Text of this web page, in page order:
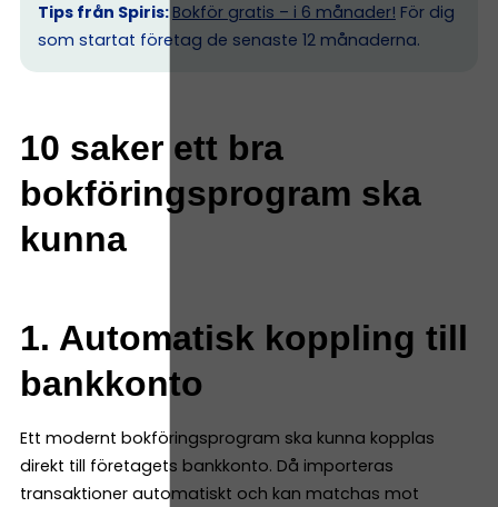
Tips från Spiris: Bokför gratis – i 6 månader! För dig
som startat företag de senaste 12 månaderna.
10 saker ett bra
bokföringsprogram ska
kunna
1. Automatisk koppling till
bankkonto
Ett modernt bokföringsprogram ska kunna kopplas
direkt till företagets bankkonto. Då importeras
transaktioner automatiskt och kan matchas mot